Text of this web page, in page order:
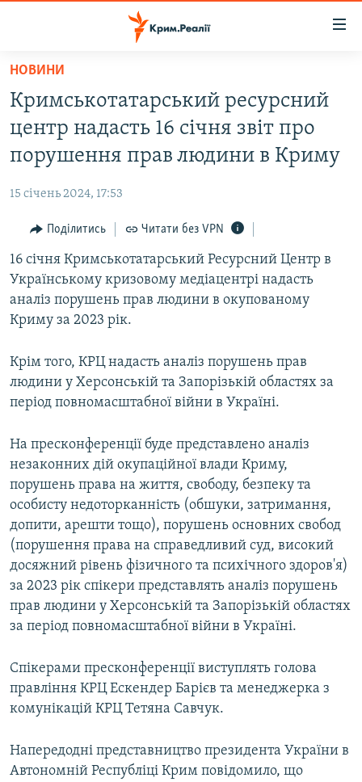
Перейти
основного
матеріалу
до
основної
Перейти
пошуку
ВОДА.КРИМ
ВІДЕО ТА ФОТО
БЛОГИ
ПОГЛЯД
ІНТЕРВ'Ю
ВСЕ ЗА ДЕНЬ
СПЕЦПРОЕКТИ
ВІДЕОУРОКИ «ELIFBE»
СВІДЧЕННЯ ОКУПАЦІЇ
УКРАЇНСЬКА ПРОБЛЕМА КРИМУ
ІНФОГРАФІКА
Русский
ДОЛУЧАЙСЯ!
Усі сайти RFE/RL
НОВИНИ
Кримськотатарський ресурсний
центр надасть 16 січня звіт про
порушення прав людини в Криму
15 січень 2024, 17:53
Поділитись Читати без VPN
16 січня Кримськотатарський Ресурсний Центр в
Українському кризовому медіацентрі надасть
аналіз порушень прав людини в окупованому
Криму за 2023 рік.
Крім того, КРЦ надасть аналіз порушень прав
людини у Херсонській та Запорізькій областях за
період повномасштабної війни в Україні.
На пресконференції буде представлено аналіз
незаконних дій окупаційної влади Криму,
порушень права на життя, свободу, безпеку та
особисту недоторканність (обшуки, затримання,
допити, арешти тощо), порушень основних свобод
(порушення права на справедливий суд, високий
досяжний рівень фізичного та психічного здоров'я)
за 2023 рік спікери представлять аналіз порушень
прав людини у Херсонській та Запорізькій областях
за період повномасштабної війни в Україні.
Спікерами пресконференції виступлять голова
правління КРЦ Ескендер Барієв та менеджерка з
комунікацій КРЦ Тетяна Савчук.
Напередодні представництво президента України в
Автономній Республіці Крим повідомило, що